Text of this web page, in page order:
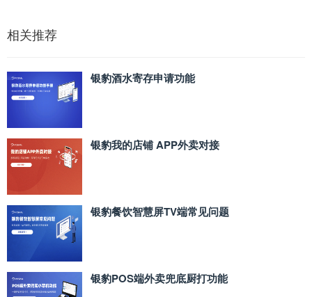
相关推荐
银豹酒水寄存申请功能
银豹我的店铺 APP外卖对接
银豹餐饮智慧屏TV端常见问题
银豹POS端外卖兜底厨打功能